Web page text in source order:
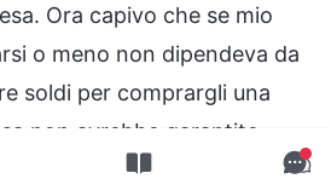
Ora capivo che se mio
o meno non dipendeva da
soldi per comprargli una
non avrebbe garantito
aveva già predestinato il